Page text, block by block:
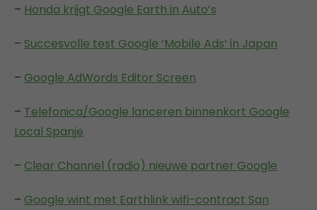
– Honda krijgt Google Earth in Auto’s
– Succesvolle test Google ‘Mobile Ads’ in Japan
– Google AdWords Editor Screen
– Telefonica/Google lanceren binnenkort Google
Local Spanje
– Clear Channel (radio) nieuwe partner Google
– Google wint met Earthlink wifi-contract San